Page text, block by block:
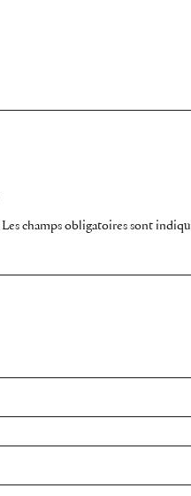
Les champs obligatoires sont